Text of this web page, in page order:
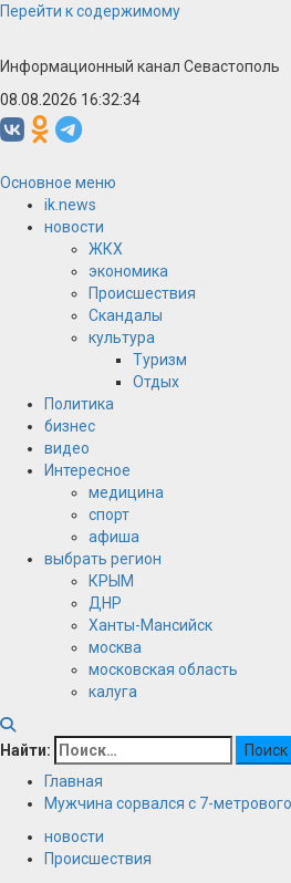
Перейти к содержимому
Информационный канал Севастополь
08.08.2026 16:32:34
Основное меню
ik.news
новости
ЖКХ
экономика
Происшествия
Скандалы
культура
Туризм
Отдых
Политика
бизнес
видео
Интересное
медицина
спорт
афиша
выбрать регион
КРЫМ
ДНР
Ханты-Мансийск
москва
московская область
калуга
Найти:
Главная
Мужчина сорвался с 7-
новости
Происшествия